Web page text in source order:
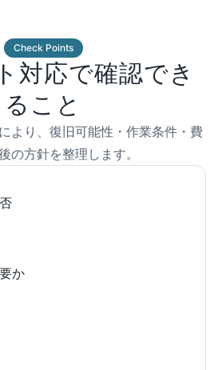
Check Points
対応で確認でき
ること
より、復旧可能性・作業条件・費
の方針を整理します。
か